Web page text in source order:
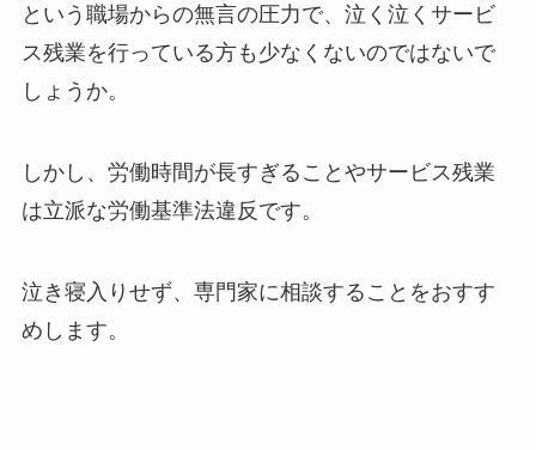
という職場からの無言の圧力で、泣く泣くサービ
ス残業を行っている方も少なくないのではないで
しょうか。
しかし、労働時間が長すぎることやサービス残業
は立派な労働基準法違反です。
泣き寝入りせず、専門家に相談することをおすす
めします。